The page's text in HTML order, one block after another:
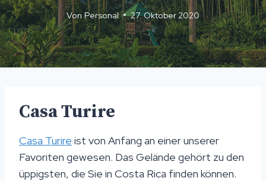
Von Personal 27. Oktober 2020
Casa Turire
Casa Turire ist von Anfang an einer unserer
Favoriten gewesen. Das Gelände gehört zu den
üppigsten, die Sie in Costa Rica finden können.